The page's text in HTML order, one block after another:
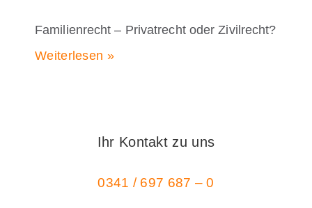
Familienrecht – Privatrecht oder Zivilrecht?
Weiterlesen »
Ihr Kontakt zu uns
0341 / 697 687 – 0